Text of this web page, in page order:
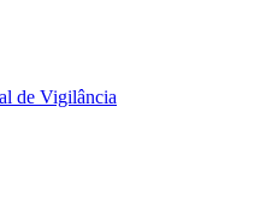
de Vigilância